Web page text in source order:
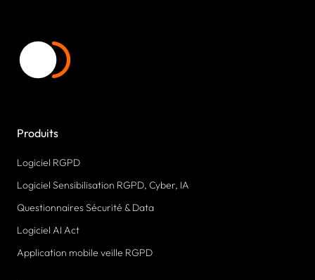
Produits
Logiciel RGPD
Logiciel Sensibilisation RGPD, Cyber, IA
Questionnaires Sécurité & Data
Logiciel AI Act
Application mobile veille RGPD